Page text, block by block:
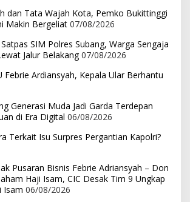
dan Tata Wajah Kota, Pemko Bukittinggi
Makin Bergeliat 07/08/2026
SIM Polres Subang, Warga Sengaja
Jalur Belakang 07/08/2026
Febrie Ardiansyah, Kepala Ular Berhantu
Generasi Muda Jadi Garda Terdepan
di Era Digital 06/08/2026
Terkait Isu Surpres Pergantian Kapolri?
Pusaran Bisnis Febrie Adriansyah – Don
Haji Isam, CIC Desak Tim 9 Ungkap
Isam 06/08/2026